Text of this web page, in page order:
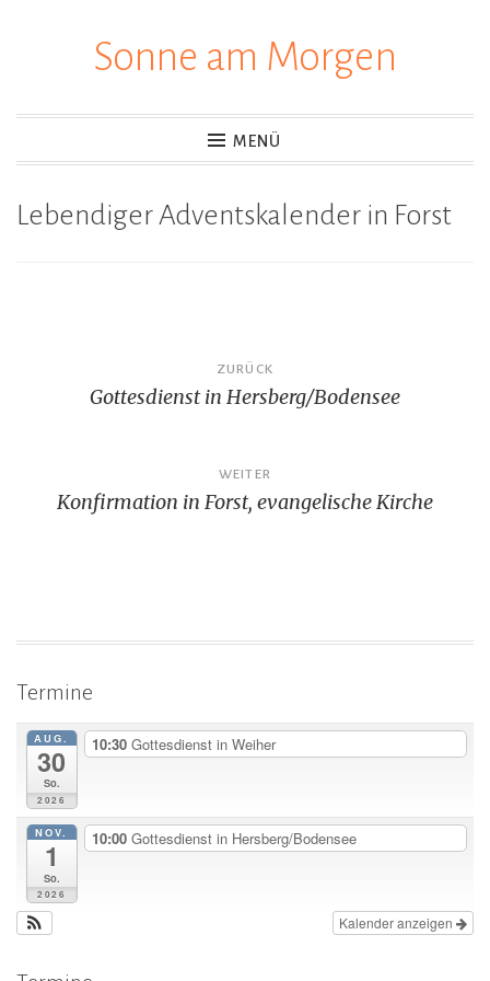
Sonne am Morgen
MENÜ
Lebendiger Adventskalender in Forst
Beitragsnavigation
ZURÜCK
Gottesdienst in Hersberg/Bodensee
WEITER
Konfirmation in Forst, evangelische Kirche
Termine
AUG.
30
So.
2026
10:30 Gottesdienst in Weiher
NOV.
1
So.
2026
10:00 Gottesdienst in Hersberg/Bodensee
Kalender anzeigen